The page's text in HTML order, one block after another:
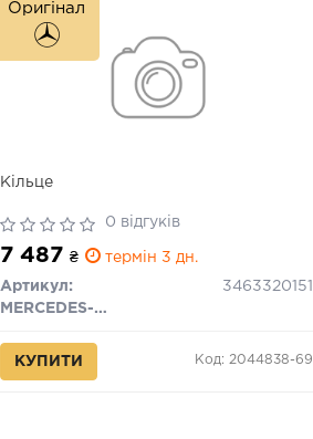
Кільце
0 відгуків
7 487 ₴ термін 3 дн.
Артикул:
3463320151
MERCEDES-BENZ
КУПИТИ Код: 2044838-69
Оригінал